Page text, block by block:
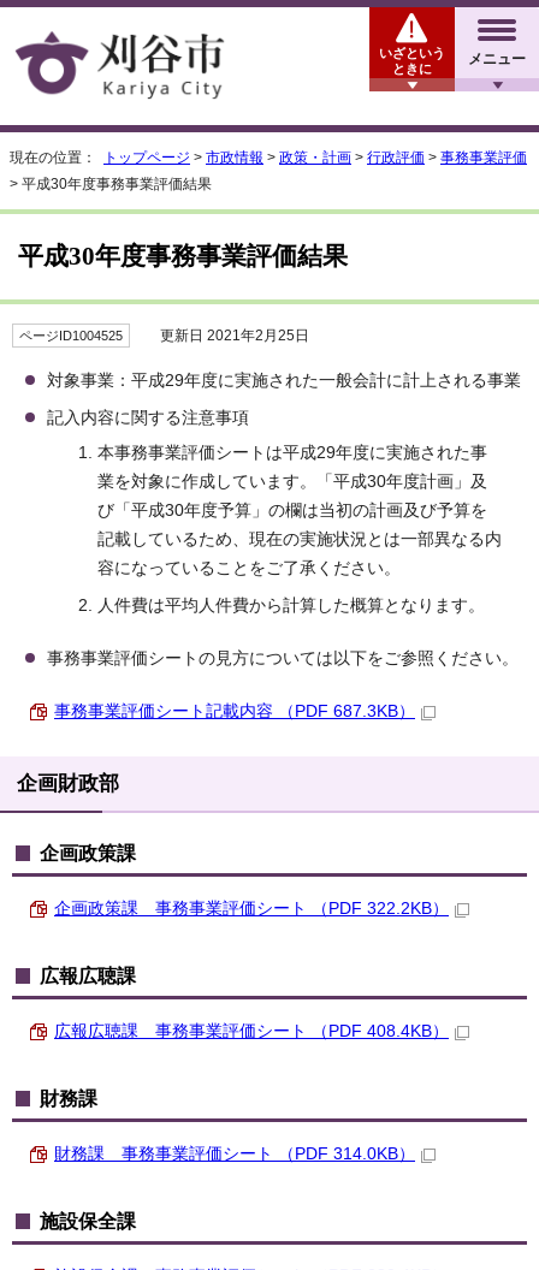
メニュー
いざという
ときに
現在の位置： トップページ > 市政情報 > 政策・計画 > 行政評価 > 事務事業評価
> 平成30年度事務事業評価結果
平成30年度事務事業評価結果
ページID1004525 更新日 2021年2月25日
対象事業：平成29年度に実施された一般会計に計上される事業
記入内容に関する注意事項
本事務事業評価シートは平成29年度に実施された事
業を対象に作成しています。「平成30年度計画」及
び「平成30年度予算」の欄は当初の計画及び予算を
記載しているため、現在の実施状況とは一部異なる内
容になっていることをご了承ください。
人件費は平均人件費から計算した概算となります。
事務事業評価シートの見方については以下をご参照ください。
事務事業評価シート記載内容 （PDF 687.3KB）
企画財政部
企画政策課
企画政策課 事務事業評価シート （PDF 322.2KB）
広報広聴課
広報広聴課 事務事業評価シート （PDF 408.4KB）
財務課
財務課 事務事業評価シート （PDF 314.0KB）
施設保全課